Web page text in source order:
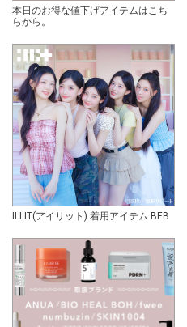
本日のお得な値下げアイテムはこち
らから。
ILLIT(アイリット) 着用アイテム BEB